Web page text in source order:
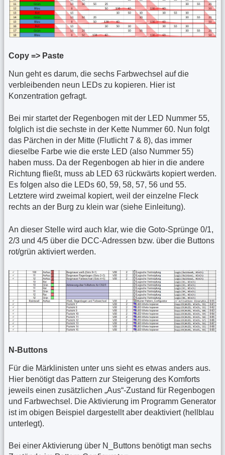
Copy => Paste
Nun geht es darum, die sechs Farbwechsel auf die
verbleibenden neun LEDs zu kopieren. Hier ist
Konzentration gefragt.
Bei mir startet der Regenbogen mit der LED Nummer 55,
folglich ist die sechste in der Kette Nummer 60. Nun folgt
das Pärchen in der Mitte (Flutlicht 7 & 8), das immer
dieselbe Farbe wie die erste LED (also Nummer 55)
haben muss. Da der Regenbogen ab hier in die andere
Richtung fließt, muss ab LED 63 rückwärts kopiert werden.
Es folgen also die LEDs 60, 59, 58, 57, 56 und 55.
Letztere wird zweimal kopiert, weil der einzelne Fleck
rechts an der Burg zu klein war (siehe Einleitung).
An dieser Stelle wird auch klar, wie die Goto-Sprünge 0/1,
2/3 und 4/5 über die DCC-Adressen bzw. über die Buttons
rot/grün aktiviert werden.
N-Buttons
Für die Märklinisten unter uns sieht es etwas anders aus.
Hier benötigt das Pattern zur Steigerung des Komforts
jeweils einen zusätzlichen „Aus“-Zustand für Regenbogen
und Farbwechsel. Die Aktivierung im Programm Generator
ist im obigen Beispiel dargestellt aber deaktiviert (hellblau
unterlegt).
Bei einer Aktivierung über N_Buttons benötigt man sechs